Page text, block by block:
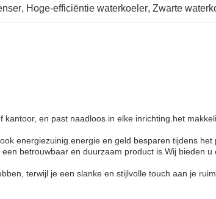
, Hoge-efficiëntie waterkoeler, Zwarte
en past naadloos in elke inrichting.het
energiezuinig.energie en geld besparen tijdens het
betrouwbaar en duurzaam product is.Wij bieden
terwijl je een slanke en stijlvolle touch aan je